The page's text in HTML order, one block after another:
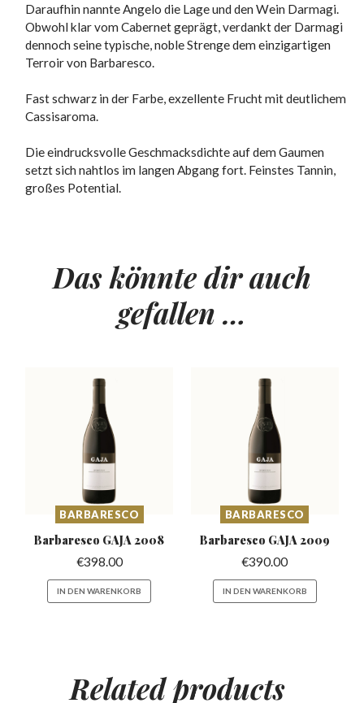
Daraufhin nannte Angelo die Lage und den Wein Darmagi.
Obwohl klar vom Cabernet geprägt, verdankt der Darmagi
dennoch seine typische, noble Strenge dem einzigartigen
Terroir von Barbaresco.
Fast schwarz in der Farbe, exzellente Frucht mit deutlichem
Cassisaroma.
Die eindrucksvolle Geschmacksdichte auf dem Gaumen
setzt sich nahtlos im langen Abgang fort. Feinstes Tannin,
großes Potential.
Das könnte dir auch
gefallen …
BARBARESCO
Barbaresco GAJA 2008
€398.00
IN DEN WARENKORB
BARBARESCO
Barbaresco GAJA 2009
€390.00
IN DEN WARENKORB
Relatedproducts